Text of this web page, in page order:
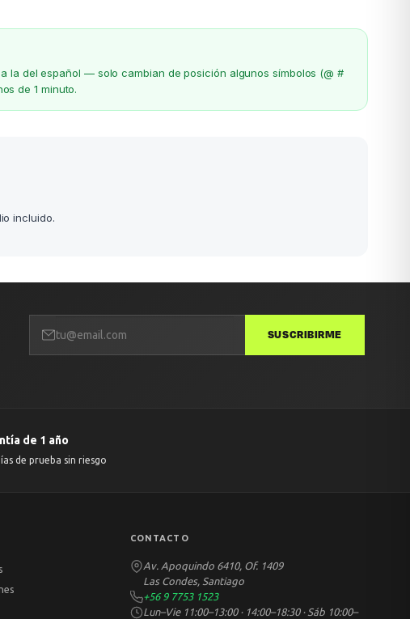
la del español — solo cambian de posición algunos símbolos (@ #
de 1 minuto.
incluido.
SUSCRIBIRME
de 1 año
de prueba sin riesgo
CONTACTO
Av. Apoquindo 6410, Of. 1409
Las Condes, Santiago
+56 9 7753 1523
Lun–Vie 11:00–13:00 · 14:00–18:30 · Sáb 10:00–